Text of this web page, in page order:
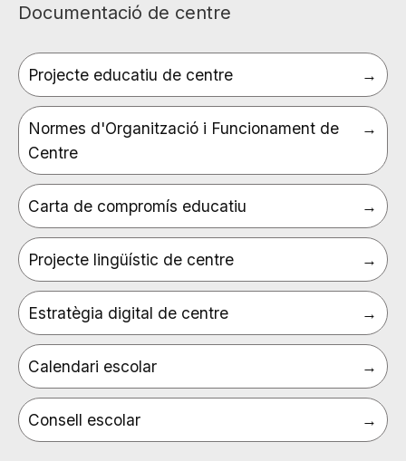
Documentació de centre
Projecte educatiu de centre
Normes d'Organització i Funcionament de
Centre
Carta de compromís educatiu
Projecte lingüístic de centre
Estratègia digital de centre
Calendari escolar
Consell escolar